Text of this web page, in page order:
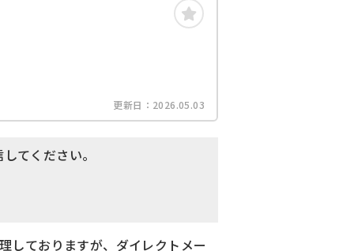
更新日： 2026.05.03
てください。
しておりますが、ダイレクトメー